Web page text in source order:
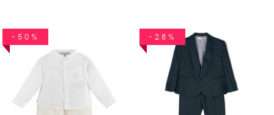
-50% -28%